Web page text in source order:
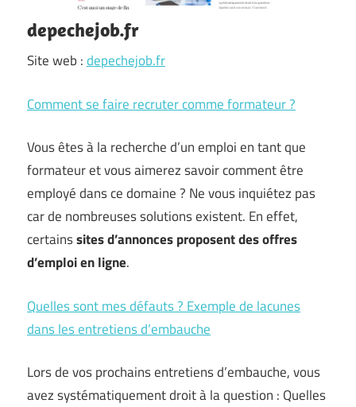
depechejob.fr
Site web :depechejob.fr
Comment se faire recruter comme formateur ?
Vous êtes à la recherche d’un emploi en tant que
formateur et vous aimerez savoir comment être
employé dans ce domaine ? Ne vous inquiétez pas
car de nombreuses solutions existent. En effet,
certainssites d’annonces proposent des offres
d’emploi en ligne.
Quelles sont mes défauts ? Exemple de lacunes
dans les entretiens d’embauche
Lors de vos prochains entretiens d’embauche, vous
avez systématiquement droit à la question : Quelles